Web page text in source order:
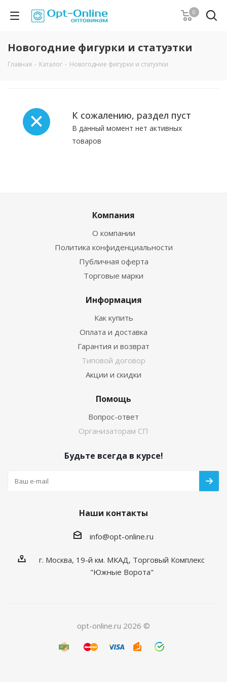
0
Новогодние фигурки и статуэтки
Главная - Каталог - Новогодние фигурки и статуэтки
К сожалению, раздел пуст
В данный момент нет активных
товаров
Компания
О компании
Политика конфиденциальности
Публичная оферта
Торговые марки
Информация
Как купить
Оплата и доставка
Гарантия и возврат
Типовой договор
Акции и скидки
Помощь
Вопрос-ответ
Организаторам СП
Будьте всегда в курсе!
Наши контакты
info@opt-online.ru
г. Москва, 19-й км. МКАД, Торговый Комплекс
"Южные Ворота"
opt-online.ru 2026 ©